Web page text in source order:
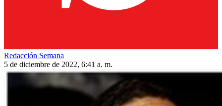
Redacción Semana
5 de diciembre de 2022, 6:41 a. m.